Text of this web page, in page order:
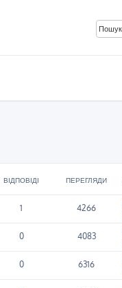
ВІДПОВІДІ ПЕРЕГЛЯДИ
1 4266
0 4083
0 6316